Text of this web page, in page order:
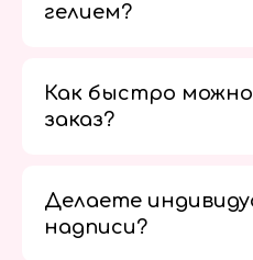
гелием?
Как быстро
заказ?
Делаете
надписи?